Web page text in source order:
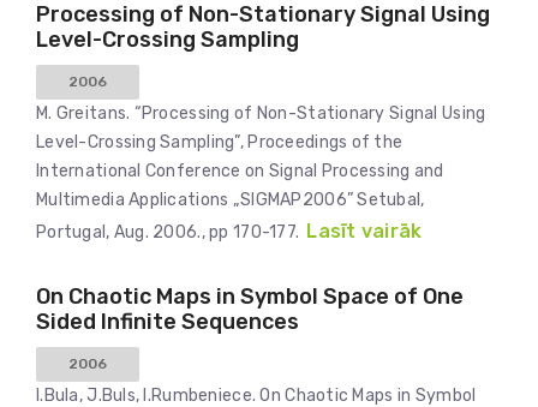
Processing of Non-Stationary Signal Using
Level-Crossing Sampling
2006
M. Greitans. “Processing of Non-Stationary Signal Using
Level-Crossing Sampling”, Proceedings of the
International Conference on Signal Processing and
Multimedia Applications „SIGMAP2006” Setubal,
Portugal, Aug. 2006., pp 170-177. Lasīt vairāk
On Chaotic Maps in Symbol Space of One
Sided Infinite Sequences
2006
I.Bula, J.Buls, I.Rumbeniece. On Chaotic Maps in Symbol